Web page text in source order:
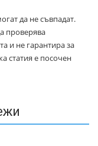
да не съвпадат.
проверява
и не гарантира за
статия е посочен